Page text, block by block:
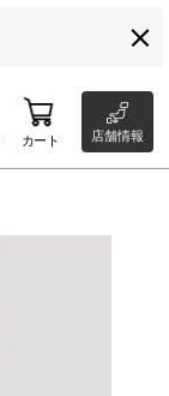
カート 店舗情報